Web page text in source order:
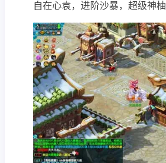
自在心袁，进阶沙暴，超级神柚